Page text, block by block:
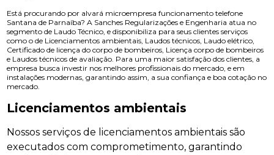
Está procurando por alvará microempresa funcionamento telefone
Santana de Parnaíba? A Sanches Regularizações e Engenharia atua no
segmento de Laudo Técnico, e disponibiliza para seus clientes serviços
como o de Licenciamentos ambientais, Laudos técnicos, Laudo elétrico,
Certificado de licença do corpo de bombeiros, Licença corpo de bombeiros
e Laudos técnicos de avaliação. Para uma maior satisfação dos clientes, a
empresa busca investir nos melhores profissionais do mercado, e em
instalações modernas, garantindo assim, a sua confiança e boa cotação no
mercado.
Licenciamentos ambientais
Nossos serviços de licenciamentos ambientais são
executados com comprometimento, garantindo